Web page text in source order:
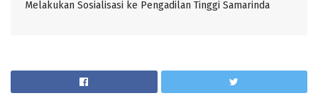
Melakukan Sosialisasi ke Pengadilan Tinggi Samarinda